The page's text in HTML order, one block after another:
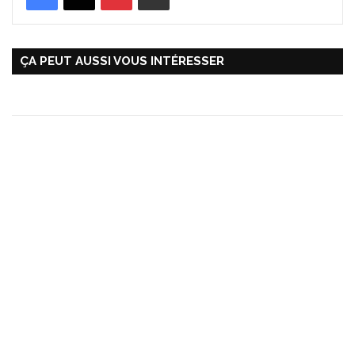
ÇA PEUT AUSSI VOUS INTÉRESSER